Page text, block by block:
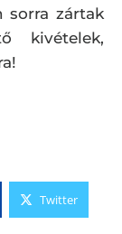
sorra zártak
kivételek,
Twitter